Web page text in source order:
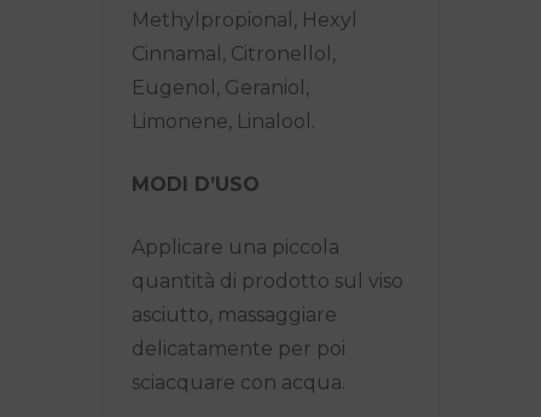
Methylpropional, Hexyl
Cinnamal, Citronellol,
Eugenol, Geraniol,
Limonene, Linalool.
MODI D’USO
Applicare una piccola
quantità di prodotto sul viso
asciutto, massaggiare
delicatamente per poi
sciacquare con acqua.